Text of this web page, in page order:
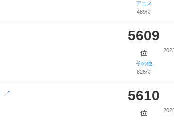
アニメ
489位
5609
位
その他
826位
↗ 5610
位